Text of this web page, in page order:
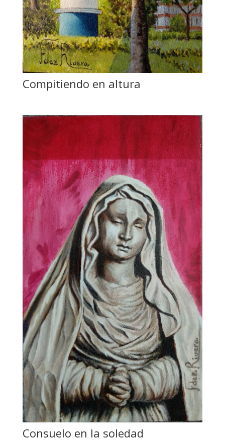
Compitiendo en altura
Consuelo en la soledad